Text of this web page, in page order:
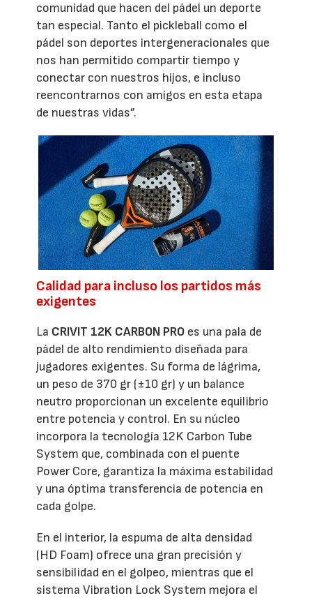
comunidad que hacen del pádel un deporte
tan especial. Tanto el pickleball como el
pádel son deportes intergeneracionales que
nos han permitido compartir tiempo y
conectar con nuestros hijos, e incluso
reencontrarnos con amigos en esta etapa
de nuestras vidas”.
Calidad para incluso los partidos más
exigentes
La CRIVIT 12K CARBON PRO es una pala de
pádel de alto rendimiento diseñada para
jugadores exigentes. Su forma de lágrima,
un peso de 370 gr (±10 gr) y un balance
neutro proporcionan un excelente equilibrio
entre potencia y control. En su núcleo
incorpora la tecnología 12K Carbon Tube
System que, combinada con el puente
Power Core, garantiza la máxima estabilidad
y una óptima transferencia de potencia en
cada golpe.
En el interior, la espuma de alta densidad
(HD Foam) ofrece una gran precisión y
sensibilidad en el golpeo, mientras que el
sistema Vibration Lock System mejora el